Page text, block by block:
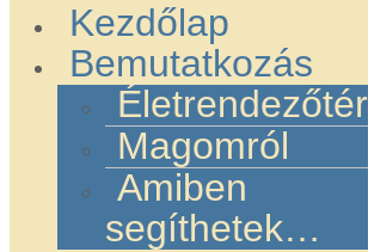
Kezdőlap
Bemutatkozás
Életrendezőtér
Magomról
Amiben
segíthetek…